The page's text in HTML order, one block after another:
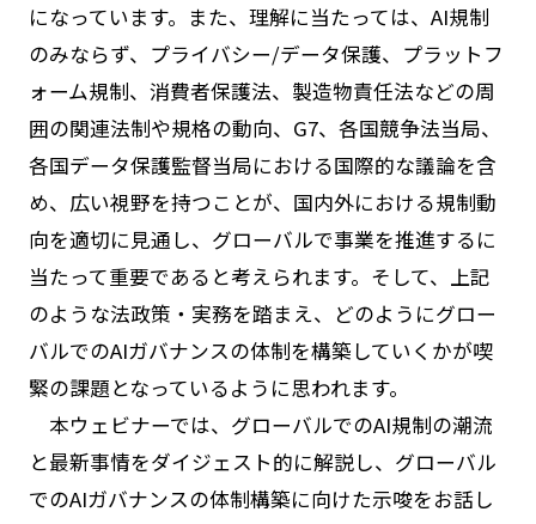
になっています。また、理解に当たっては、AI規制
のみならず、プライバシー/データ保護、プラットフ
ォーム規制、消費者保護法、製造物責任法などの周
囲の関連法制や規格の動向、G7、各国競争法当局、
各国データ保護監督当局における国際的な議論を含
め、広い視野を持つことが、国内外における規制動
向を適切に見通し、グローバルで事業を推進するに
当たって重要であると考えられます。そして、上記
のような法政策・実務を踏まえ、どのようにグロー
バルでのAIガバナンスの体制を構築していくかが喫
緊の課題となっているように思われます。
本ウェビナーでは、グローバルでのAI規制の潮流
と最新事情をダイジェスト的に解説し、グローバル
でのAIガバナンスの体制構築に向けた示唆をお話し